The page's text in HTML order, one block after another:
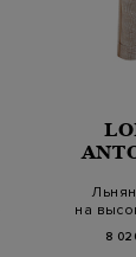
на
с8